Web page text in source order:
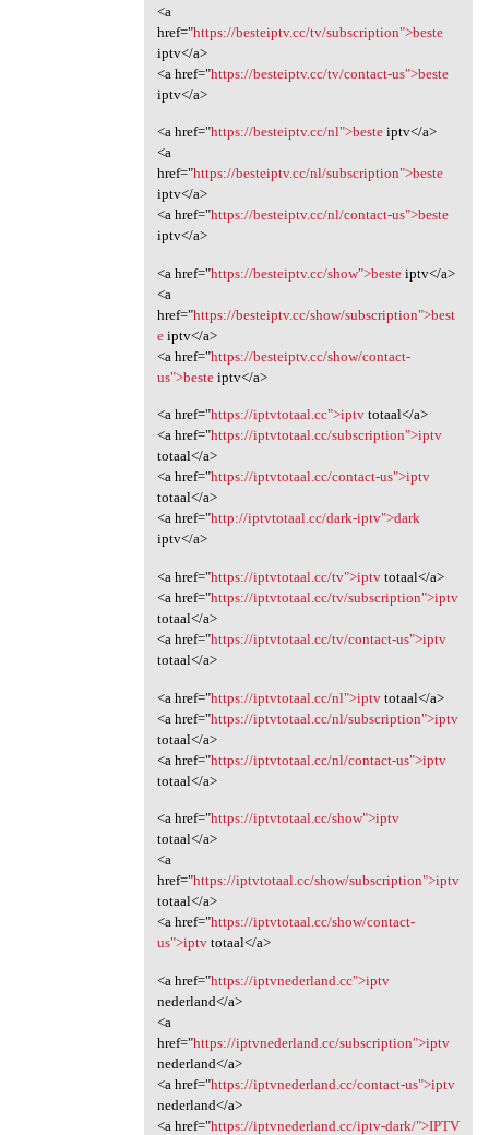
<a
href="https://besteiptv.cc/tv/subscription">beste
iptv</a>
<a href="https://besteiptv.cc/tv/contact-us">beste
iptv</a>
<a href="https://besteiptv.cc/nl">besteiptv</a>
<a
href="https://besteiptv.cc/nl/subscription">beste
iptv</a>
<a href="https://besteiptv.cc/nl/contact-us">beste
iptv</a>
<a href="https://besteiptv.cc/show">besteiptv</a>
<a
href="https://besteiptv.cc/show/subscription">best
eiptv</a>
<a href="https://besteiptv.cc/show/contact-
us">besteiptv</a>
<a href="https://iptvtotaal.cc">iptvtotaal</a>
<a href="https://iptvtotaal.cc/subscription">iptv
totaal</a>
<a href="https://iptvtotaal.cc/contact-us">iptv
totaal</a>
<a href="http://iptvtotaal.cc/dark-iptv">dark
iptv</a>
<a href="https://iptvtotaal.cc/tv">iptvtotaal</a>
<a href="https://iptvtotaal.cc/tv/subscription">iptv
totaal</a>
<a href="https://iptvtotaal.cc/tv/contact-us">iptv
totaal</a>
<a href="https://iptvtotaal.cc/nl">iptvtotaal</a>
<a href="https://iptvtotaal.cc/nl/subscription">iptv
totaal</a>
<a href="https://iptvtotaal.cc/nl/contact-us">iptv
totaal</a>
<a href="https://iptvtotaal.cc/show">iptv
totaal</a>
<a
href="https://iptvtotaal.cc/show/subscription">iptv
totaal</a>
<a href="https://iptvtotaal.cc/show/contact-
us">iptvtotaal</a>
<a href="https://iptvnederland.cc">iptv
nederland</a>
<a
href="https://iptvnederland.cc/subscription">iptv
nederland</a>
<a href="https://iptvnederland.cc/contact-us">iptv
nederland</a>
<a href="https://iptvnederland.cc/iptv-dark/">IPTV